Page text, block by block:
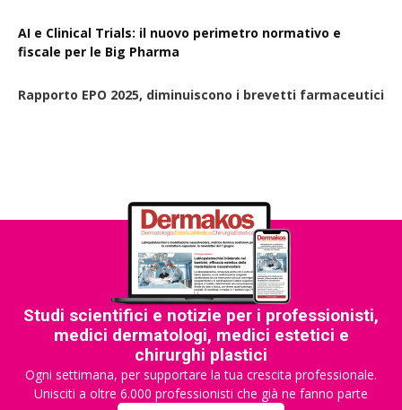
AI e Clinical Trials: il nuovo perimetro normativo e
fiscale per le Big Pharma
Rapporto EPO 2025, diminuiscono i brevetti farmaceutici
Studi scientifici e notizie per i professionisti,
medici dermatologi, medici estetici e
chirurghi plastici
Ogni settimana, per supportare la tua crescita professionale.
Unisciti a oltre 6.000 professionisti che già ne fanno parte